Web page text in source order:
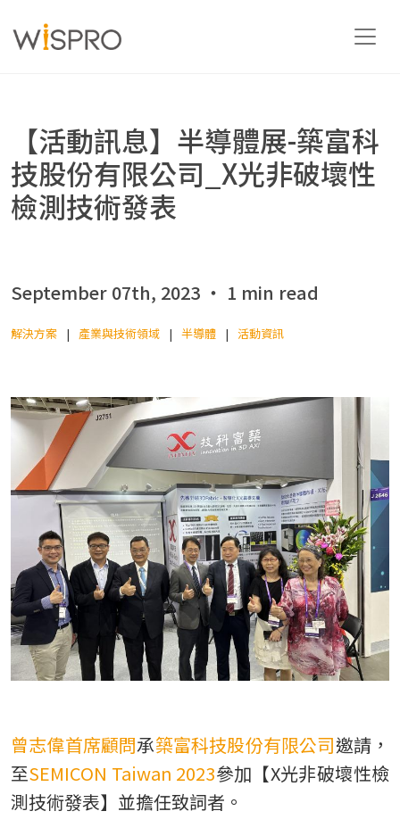
解決方案
關於
TW
【活動訊息】半導體展-築富科
技股份有限公司_X光非破壞性
檢測技術發表
September 07th, 2023 ‧ 1 min read
解決方案 產業與技術領域 半導體 活動資訊
曾志偉首席顧問承築富科技股份有限公司邀請，
至SEMICON Taiwan 2023參加【X光非破壞性檢
測技術發表】並擔任致詞者。